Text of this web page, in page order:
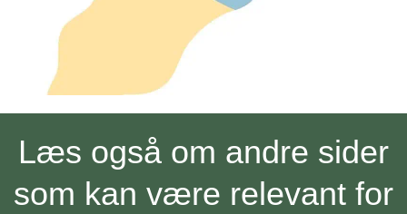
Læs også om andre sider
som kan være relevant for